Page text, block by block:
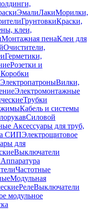
ЭмалиЛакиМорилки,
ГрунтовкиКраски,
клеи,
Монтажная пенаКлеи для
Очистители,
Герметики,
Розетки и
Коробки
ЭлектропатроныВилки,
Электромонтажные
Трубки
Кабель и системы
Силовой
Аксессуары для труб,
СИПЭлектрощитовое
для
Выключатели
Аппаратура
Частотные
Модульная
РелеВыключатели
модульное